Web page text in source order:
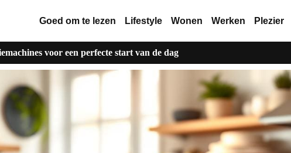
Goed om te lezen Lifestyle Wonen Werken Plezier
voor een perfecte start van de dag